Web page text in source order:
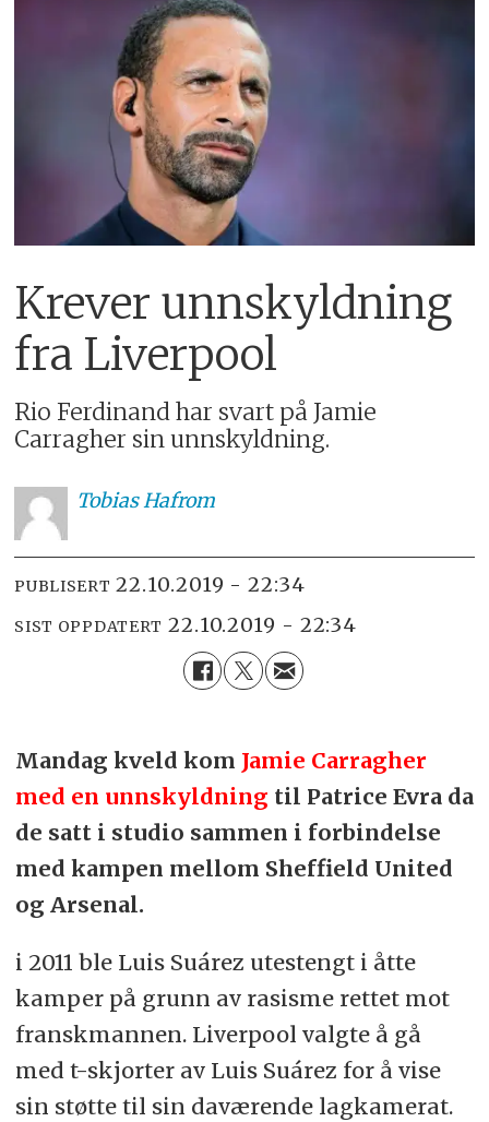
Krever unnskyldning
fra Liverpool
Rio Ferdinand har svart på Jamie
Carragher sin unnskyldning.
TobiasHafrom
PUBLISERT 22.10.2019 - 22:34
SIST OPPDATERT 22.10.2019 - 22:34
Mandag kveld kom Jamie Carragher
med en unnskyldning til Patrice Evra da
de satt i studio sammen i forbindelse
med kampen mellom Sheffield United
og Arsenal.
i 2011 ble Luis Suárez utestengt i åtte
kamper på grunn av rasisme rettet mot
franskmannen. Liverpool valgte å gå
med t-skjorter av Luis Suárez for å vise
sin støtte til sin daværende lagkamerat.